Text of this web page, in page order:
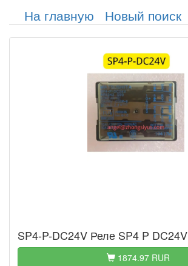
На главную Новый поиск
SP4-P-DC24V Реле SP4 P DC24V
1874.97 RUR